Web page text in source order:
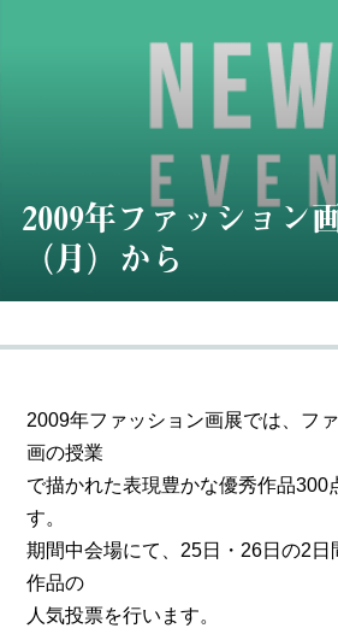
2009年ファッション
（月）から
2009年ファッション画展では、フ
画の授業
で描かれた表現豊かな優秀作品300
す。
期間中会場にて、25日・26日の2
作品の
人気投票を行います。